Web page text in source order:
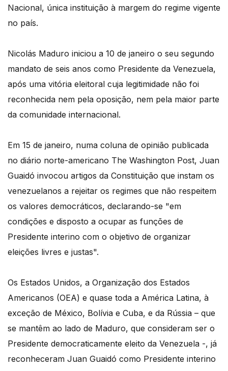
Nacional, única instituição à margem do regime vigente
no país.
Nicolás Maduro iniciou a 10 de janeiro o seu segundo
mandato de seis anos como Presidente da Venezuela,
após uma vitória eleitoral cuja legitimidade não foi
reconhecida nem pela oposição, nem pela maior parte
da comunidade internacional.
Em 15 de janeiro, numa coluna de opinião publicada
no diário norte-americano The Washington Post, Juan
Guaidó invocou artigos da Constituição que instam os
venezuelanos a rejeitar os regimes que não respeitem
os valores democráticos, declarando-se "em
condições e disposto a ocupar as funções de
Presidente interino com o objetivo de organizar
eleições livres e justas".
Os Estados Unidos, a Organização dos Estados
Americanos (OEA) e quase toda a América Latina, à
exceção de México, Bolívia e Cuba, e da Rússia – que
se mantêm ao lado de Maduro, que consideram ser o
Presidente democraticamente eleito da Venezuela -, já
reconheceram Juan Guaidó como Presidente interino